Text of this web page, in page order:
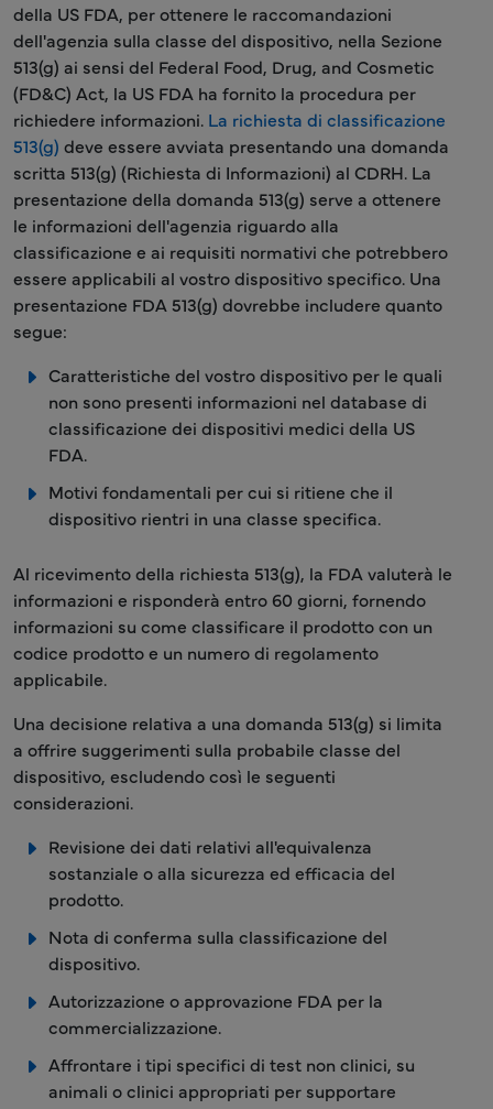
della US FDA, per ottenere le raccomandazioni
dell'agenzia sulla classe del dispositivo, nella Sezione
513(g) ai sensi del Federal Food, Drug, and Cosmetic
(FD&C) Act, la US FDA ha fornito la procedura per
richiedere informazioni. La richiesta di classificazione
513(g) deve essere avviata presentando una domanda
scritta 513(g) (Richiesta di Informazioni) al CDRH. La
presentazione della domanda 513(g) serve a ottenere
le informazioni dell'agenzia riguardo alla
classificazione e ai requisiti normativi che potrebbero
essere applicabili al vostro dispositivo specifico. Una
presentazione FDA 513(g) dovrebbe includere quanto
segue:
Caratteristiche del vostro dispositivo per le quali
non sono presenti informazioni nel database di
classificazione dei dispositivi medici della US
FDA.
Motivi fondamentali per cui si ritiene che il
dispositivo rientri in una classe specifica.
Al ricevimento della richiesta 513(g), la FDA valuterà le
informazioni e risponderà entro 60 giorni, fornendo
informazioni su come classificare il prodotto con un
codice prodotto e un numero di regolamento
applicabile.
Una decisione relativa a una domanda 513(g) si limita
a offrire suggerimenti sulla probabile classe del
dispositivo, escludendo così le seguenti
considerazioni.
Revisione dei dati relativi all'equivalenza
sostanziale o alla sicurezza ed efficacia del
prodotto.
Nota di conferma sulla classificazione del
dispositivo.
Autorizzazione o approvazione FDA per la
commercializzazione.
Affrontare i tipi specifici di test non clinici, su
animali o clinici appropriati per supportare